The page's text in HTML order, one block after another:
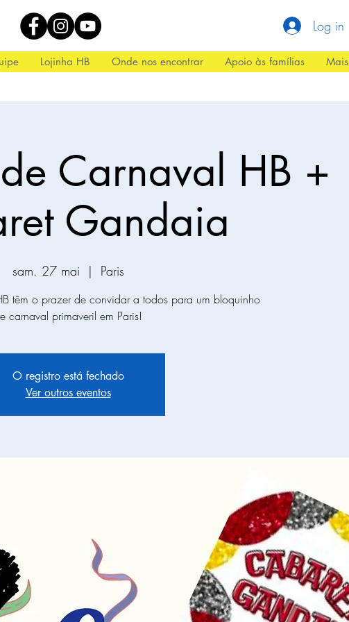
Log in
Lojinha HB Onde nos encontrar Apoio às famílias Mais
Carnaval HB +
Gandaia
sam. 27 mai
  |
Paris
têm o prazer de convidar a todos para um bloquinho
carnaval primaveril em Paris!
O registro está fechado
Ver outros eventos